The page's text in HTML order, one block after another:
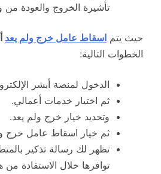
تأشيرة الخروج والعودة من
حيث يتم اسقاط عامل خرج ولم يعد
الخطوات التالية:
الدخول لمنصة أبشر
ثم اختيار خدمات أعمالي.
وتحديد خيار خرج ولم يعد.
ثم خيار اسقاط عامل خرج
تظهر لك رسالة تذكير
توافرها خلال الاستفادة من